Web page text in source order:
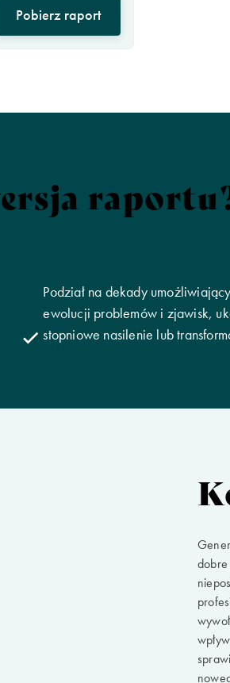
Podział na dekady
ewolucji problemów i zjawisk,
stopniowe nasilenie lub
dobre